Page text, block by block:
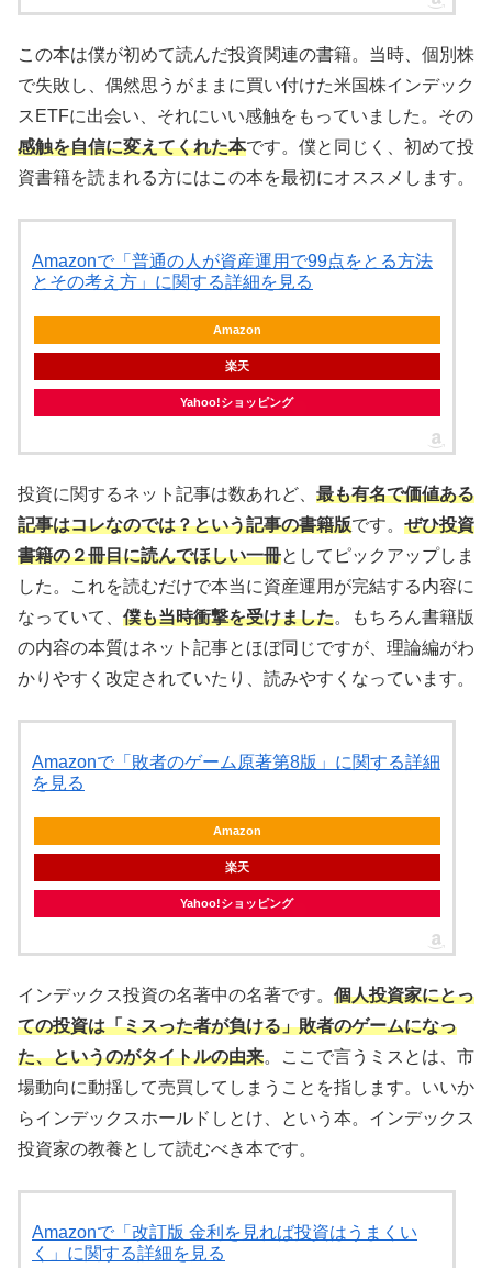
この本は僕が初めて読んだ投資関連の書籍。当時、個別株
で失敗し、偶然思うがままに買い付けた米国株インデック
スETFに出会い、それにいい感触をもっていました。その
感触を自信に変えてくれた本です。僕と同じく、初めて投
資書籍を読まれる方にはこの本を最初にオススメします。
Amazonで「普通の人が資産運用で99点をとる方法
とその考え方」に関する詳細を見る
Amazon
楽天
Yahoo!ショッピング
投資に関するネット記事は数あれど、 最も有名で価値ある
記事はコレなのでは？という記事の書籍版です。 ぜひ投資
書籍の２冊目に読んでほしい一冊としてピックアップしま
した。これを読むだけで本当に資産運用が完結する内容に
なっていて、 僕も当時衝撃を受けました。もちろん書籍版
の内容の本質はネット記事とほぼ同じですが、理論編がわ
かりやすく改定されていたり、読みやすくなっています。
Amazonで「敗者のゲーム原著第8版」に関する詳細
を見る
Amazon
楽天
Yahoo!ショッピング
インデックス投資の名著中の名著です。 個人投資家にとっ
ての投資は「ミスった者が負ける」敗者のゲームになっ
た、というのがタイトルの由来。ここで言うミスとは、市
場動向に動揺して売買してしまうことを指します。いいか
らインデックスホールドしとけ、という本。インデックス
投資家の教養として読むべき本です。
Amazonで「改訂版 金利を見れば投資はうまくい
く」に関する詳細を見る